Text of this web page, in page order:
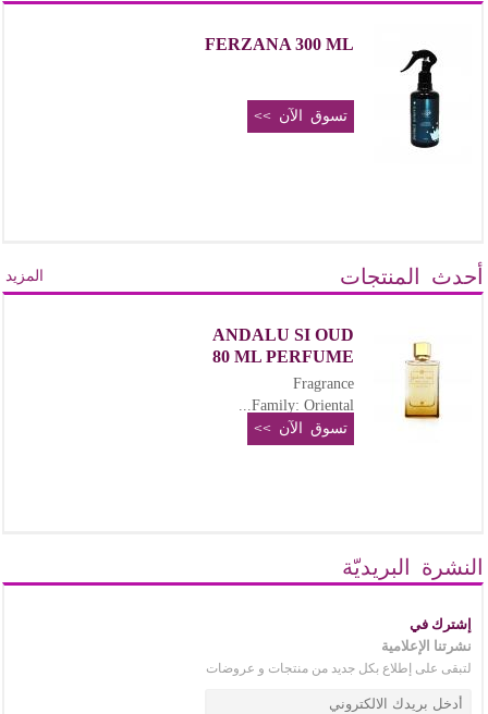
FERZANA 300 ML
تسوق الآن >>
أحدث المنتجات المزيد
ANDALU SI OUD
80 ML PERFUME
Fragrance
Family: Oriental...
تسوق الآن >>
النشرة البريديّة
إشترك في
نشرتنا الإعلامية
لتبقى على إطلاع بكل جديد من منتجات و عروضات